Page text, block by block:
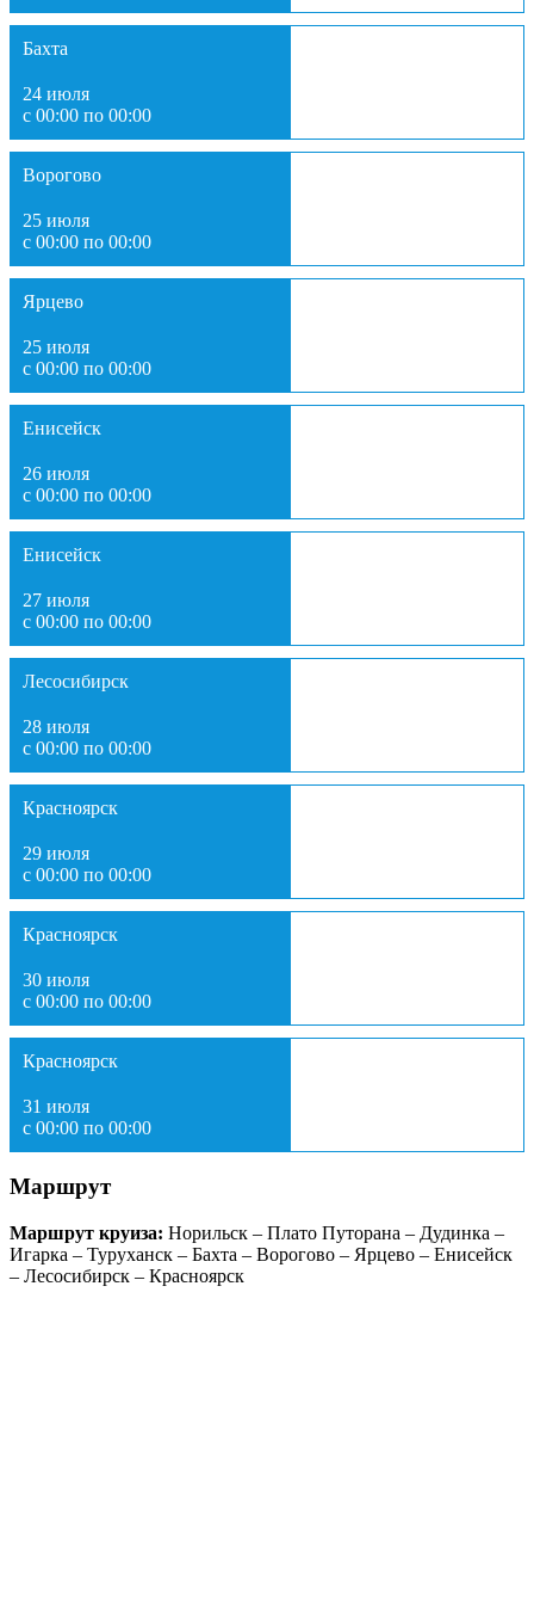
Бахта
24 июля
с 00:00 по 00:00
Ворогово
25 июля
с 00:00 по 00:00
Ярцево
25 июля
с 00:00 по 00:00
Енисейск
26 июля
с 00:00 по 00:00
Енисейск
27 июля
с 00:00 по 00:00
Лесосибирск
28 июля
с 00:00 по 00:00
Красноярск
29 июля
с 00:00 по 00:00
Красноярск
30 июля
с 00:00 по 00:00
Красноярск
31 июля
с 00:00 по 00:00
Маршрут
Маршрут круиза: Норильск – Плато Путорана – Дудинка –
Игарка – Туруханск – Бахта – Ворогово – Ярцево – Енисейск
– Лесосибирск – Красноярск